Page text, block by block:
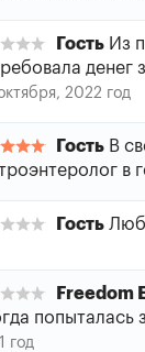
Гость Из
денег
2022 год
Гость В
в
Гость
Freedom
попыталась
год